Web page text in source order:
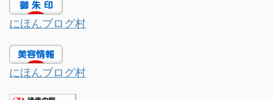
にほんブログ村
にほんブログ村